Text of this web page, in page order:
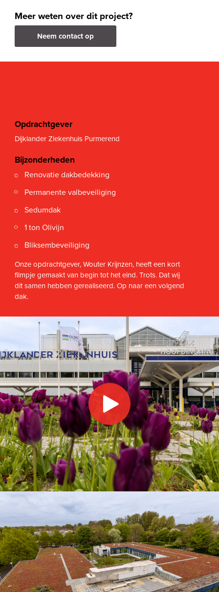
Meer weten over dit project?
Neem contact op
Opdrachtgever
Dijklander Ziekenhuis Purmerend
Bijzonderheden
Renovatie dakbedekking
Permanente valbeveiliging
Sedumdak
1 ton Olivijn
Bliksembeveiliging
Onze opdrachtgever, Wouter Krijnzen, heeft een kort
filmpje gemaakt van begin tot het eind. Trots. Dat wij
dit samen hebben gerealiseerd. Op naar een volgend
dak.